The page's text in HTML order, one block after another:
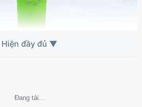
Không thể tải nội dung